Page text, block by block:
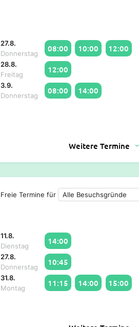
27.8.
Donnerstag
08:00 10:00 12:00
28.8.
Freitag
12:00
3.9.
Donnerstag
08:00 14:00
Weitere Termine
Freie Termine für
11.8.
Dienstag
14:00
27.8.
Donnerstag
10:45
31.8.
Montag
11:15 14:00 15:00